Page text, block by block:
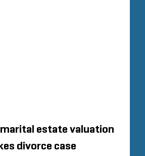
estate valuation
divorce case